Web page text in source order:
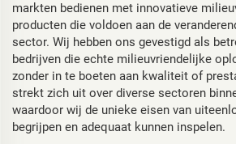
markten bedienen met innovatieve
producten die voldoen aan de
sector. Wij hebben ons gevestigd als
bedrijven die echte milieuvriendelijke
zonder in te boeten aan kwaliteit of
strekt zich uit over diverse sectoren
waardoor wij de unieke eisen van
begrijpen en adequaat kunnen inspelen.